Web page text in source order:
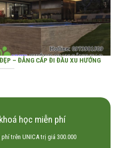
– ĐẲNG CẤP ĐI ĐẦU XU HƯỚNG
học miễn phí
trên UNICA trị giá 300.000